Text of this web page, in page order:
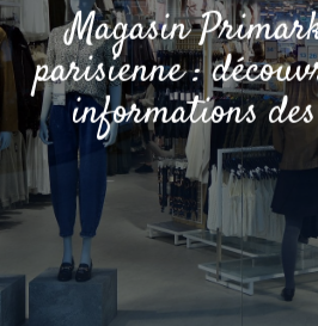
Magasin
parisienne :
informations